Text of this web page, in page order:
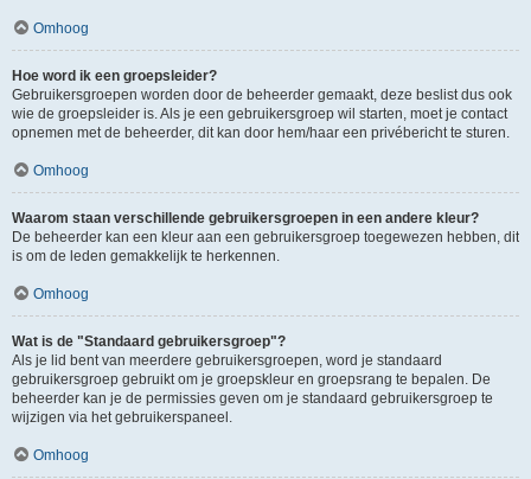
Omhoog
Hoe word ik een groepsleider?
Gebruikersgroepen worden door de beheerder gemaakt, deze beslist dus ook
wie de groepsleider is. Als je een gebruikersgroep wil starten, moet je contact
opnemen met de beheerder, dit kan door hem/haar een privébericht te sturen.
Omhoog
Waarom staan verschillende gebruikersgroepen in een andere kleur?
De beheerder kan een kleur aan een gebruikersgroep toegewezen hebben, dit
is om de leden gemakkelijk te herkennen.
Omhoog
Wat is de "Standaard gebruikersgroep"?
Als je lid bent van meerdere gebruikersgroepen, word je standaard
gebruikersgroep gebruikt om je groepskleur en groepsrang te bepalen. De
beheerder kan je de permissies geven om je standaard gebruikersgroep te
wijzigen via het gebruikerspaneel.
Omhoog